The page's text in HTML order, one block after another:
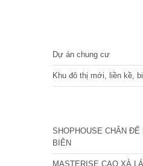
Dự án chung cư
Khu đô thị mới, liền kề,
SHOPHOUSE CHÂN ĐẾ
BIÊN
MASTERISE CAO XÀ